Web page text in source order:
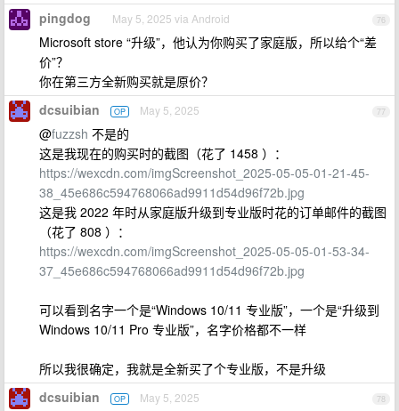
76
pingdog May 5, 2025 via Android
Microsoft store “升级”，他认为你购买了家庭版，所以给个“差
价”？
你在第三方全新购买就是原价？
77
dcsuibian OP May 5, 2025
@fuzzsh 不是的
这是我现在的购买时的截图（花了 1458 ）：
https://wexcdn.com/imgScreenshot_2025-05-05-01-21-45-
38_45e686c594768066ad9911d54d96f72b.jpg
这是我 2022 年时从家庭版升级到专业版时花的订单邮件的截图
（花了 808 ）：
https://wexcdn.com/imgScreenshot_2025-05-05-01-53-34-
37_45e686c594768066ad9911d54d96f72b.jpg
可以看到名字一个是“Windows 10/11 专业版”，一个是“升级到
Windows 10/11 Pro 专业版”，名字价格都不一样
所以我很确定，我就是全新买了个专业版，不是升级
78
dcsuibian OP May 5, 2025